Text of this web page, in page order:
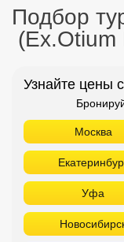
Подбор
(Ex.Otium
Узнайте цены
Москва
Уфа